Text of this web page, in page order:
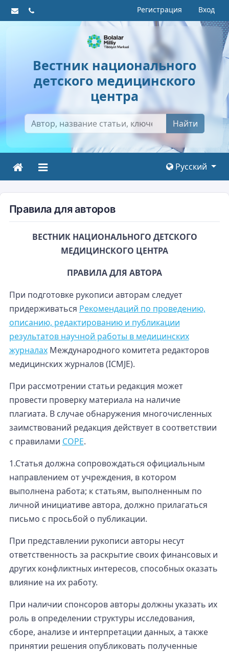
Регистрация Вход
Вестник национального
детского медицинского
центра
Найти
Русский
Правила для авторов
ВЕСТНИК НАЦИОНАЛЬНОГО ДЕТСКОГО
МЕДИЦИНСКОГО ЦЕНТРА
ПРАВИЛА ДЛЯ АВТОРА
При подготовке рукописи авторам следует
придерживаться Рекомендаций по проведению,
описанию, редактированию и публикации
результатов научной работы в медицинских
журналахМеждународного комитета редакторов
медицинских журналов (ICMJE).
При рассмотрении статьи редакция может
провести проверку материала на наличие
плагиата. В случае обнаружения многочисленных
заимствований редакция действует в соответствии
с правилами COPE.
1.Статья должна сопровождаться официальным
направлением от учреждения, в котором
выполнена работа; к статьям, выполненным по
личной инициативе автора, должно прилагаться
письмо с просьбой о публикации.
При представлении рукописи авторы несут
ответственность за раскрытие своих финансовых и
других конфликтных интересов, способных оказать
влияние на их работу.
При наличии спонсоров авторы должны указать их
роль в определении структуры исследования,
сборе, анализе и интерпретации данных, а также
принятии решения опубликовать полученные